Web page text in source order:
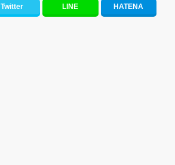
最新のヒット曲&流行・話題の歌
Twitter LINE HATENA